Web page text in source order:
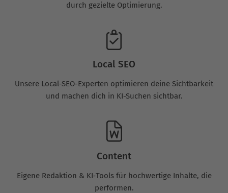
durch gezielte Optimierung.
Local SEO
Unsere Local-SEO-Experten optimieren deine Sichtbarkeit
und machen dich in KI-Suchen sichtbar.
Content
Eigene Redaktion & KI‑Tools für hochwertige Inhalte, die
performen.